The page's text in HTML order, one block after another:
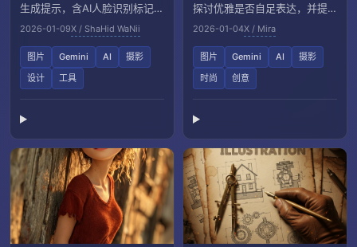
生成提示，含AI人脸识别标记、
放大焦点和低饱和冷色风格，
呈现多位明星在繁忙街头的动
态场景。
2026-01-09X / ShaHid WaNii
图片 Gemini AI
摄影
设计
工具
探讨优雅是否自足表达，并提
供2×2网格超逼真拼贴的详细生
成指令，强调身份锁定与统一
造型带来的电影感视觉。
2026-01-04X / Mira
图片 Gemini AI
摄影
时尚
创意